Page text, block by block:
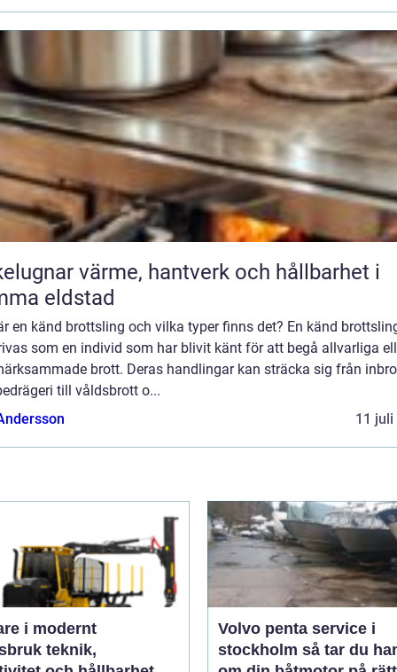
hantverk och hållbarhet i
eldstad
en känd brottsling och vilka typer finns det? En känd
som en individ som har blivit känt för att begå allvarliga
brott. Deras handlingar kan sträcka sig från
till våldsbrott o...
11 juli
i modernt
teknik,
Volvo penta service i
stockholm så tar du hand